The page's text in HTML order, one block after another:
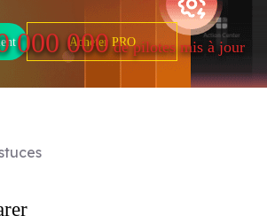
000 000de pilotes mis à jour
Acheter PRO